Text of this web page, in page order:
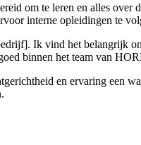
om te leren en alles
interne opleidingen te
Ik vind het belangrijk
binnen het team van
en ervaring een